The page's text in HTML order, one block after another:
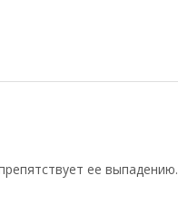
ее выпадению.